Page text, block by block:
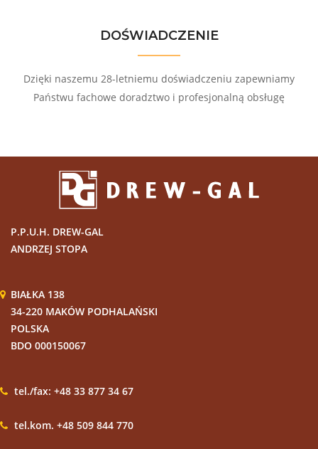
DOŚWIADCZENIE
Dzięki naszemu 28-letniemu doświadczeniu zapewniamy
Państwu fachowe doradztwo i profesjonalną obsługę
P.P.U.H. DREW-GAL
ANDRZEJ STOPA
BIAŁKA 138
34-220 MAKÓW PODHALAŃSKI
POLSKA
BDO 000150067
tel./fax: +48 33 877 34 67
tel.kom. +48 509 844 770